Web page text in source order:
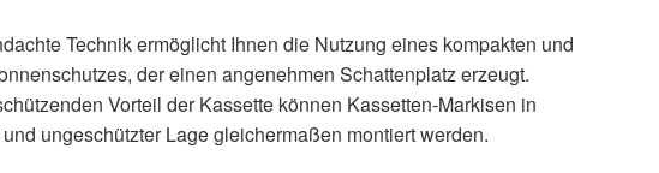
Technik ermöglicht Ihnen die Nutzung eines kompakten und
der einen angenehmen Schattenplatz erzeugt.
Vorteil der Kassette können Kassetten-Markisen in
ungeschützter Lage gleichermaßen montiert werden.